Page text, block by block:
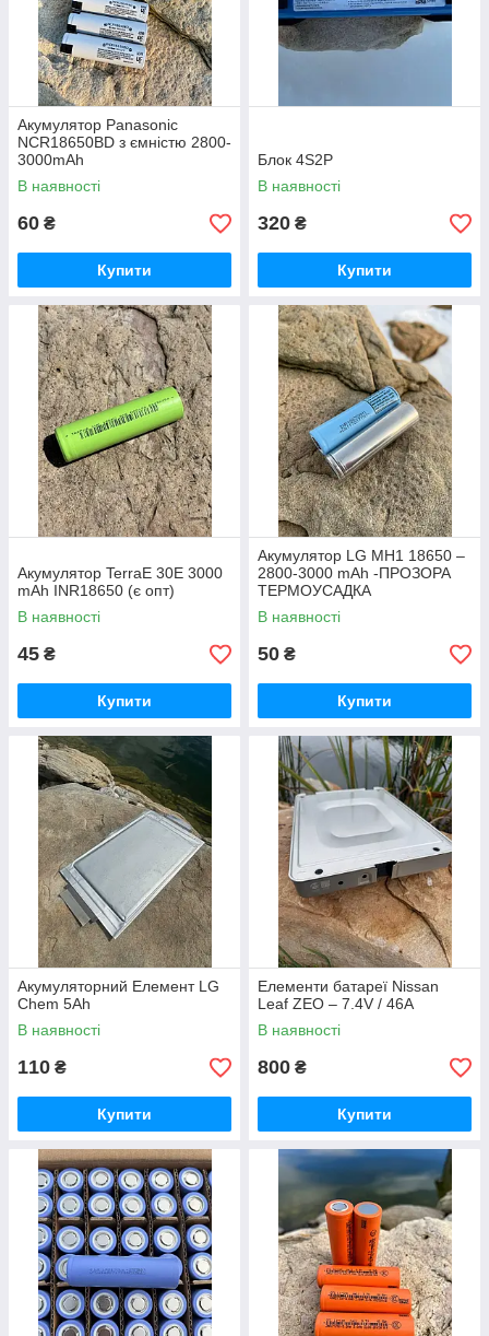
Акумулятор Panasonic
NCR18650BD з ємністю 2800-
3000mAh
В наявності
60 ₴
Купити
Блок 4S2P
В наявності
320 ₴
Купити
Акумулятор TerraE 30E 3000
mAh INR18650 (є опт)
В наявності
45 ₴
Купити
Акумулятор LG MH1 18650 –
2800-3000 mAh -ПРОЗОРА
ТЕРМОУСАДКА
В наявності
50 ₴
Купити
Акумуляторний Елемент LG
Chem 5Ah
В наявності
110 ₴
Купити
Елементи батареї Nissan
Leaf ZEO – 7.4V / 46A
В наявності
800 ₴
Купити